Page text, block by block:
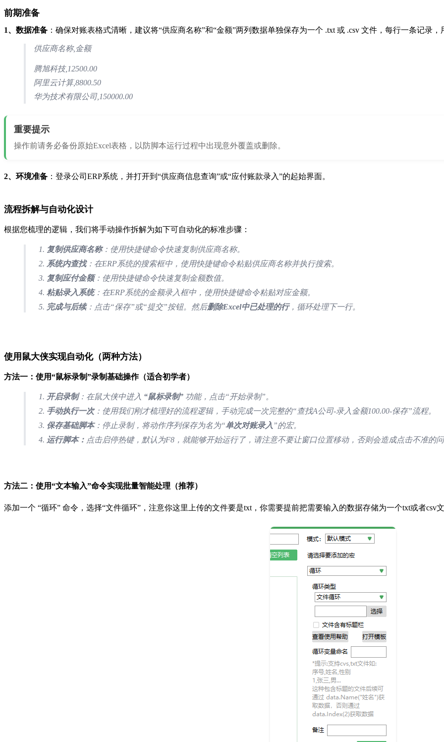
前期准备
1、数据准备 ：确保对账表格式清晰，建议将“供应商名称”和“金额”两列数据单独保存为一个 .txt 或 .csv 文件，每行一条记录
供应商名称,金额
腾旭科技,12500.00
阿里云计算,8800.50
华为技术有限公司,150000.00
重要提示
操作前请务必备份原始Excel表格，以防脚本运行过程中出现意外覆盖或删除。
2、环境准备 ：登录公司ERP系统，并打开到“供应商信息查询”或“应付账款录入”的起始界面。
流程拆解与自动化设计
根据您梳理的逻辑，我们将手动操作拆解为如下可自动化的标准步骤：
复制供应商名称：使用快捷键命令快速复制供应商名称。
系统内查找：在ERP系统的搜索框中，使用快捷键命令粘贴供应商名称并执行搜索。
复制应付金额：使用快捷键命令快速复制金额数值。
粘贴录入系统：在ERP系统的金额录入框中，使用快捷键命令粘贴对应金额。
完成与后续：点击“保存”或“提交”按钮。然后删除Excel中已处理的行，循环处理下一行。
使用鼠大侠实现自动化（两种方法）
方法一：使用“鼠标录制”录制基础操作（适合初学者）
开启录制：在鼠大侠中进入 “鼠标录制”功能，点击“开始录制”。
手动执行一次：使用我们刚才梳理好的流程逻辑，手动完成一次完整的“查找A公司-录入金额100.00-保存”流程。
保存基础脚本：停止录制，将动作序列保存为名为“单次对账录入”的宏。
运行脚本： 点击启停热键，默认为F8，就能够开始运行了，请注意不要让窗口位置移动，否则会造成点击不准的
方法二：使用“文本输入”命令实现批量智能处理（推荐）
添加一个 “循环” 命令，选择“文件循环”，注意你这里上传的文件要是txt，你需要提前把需要输入的数据存储为一个txt或者csv